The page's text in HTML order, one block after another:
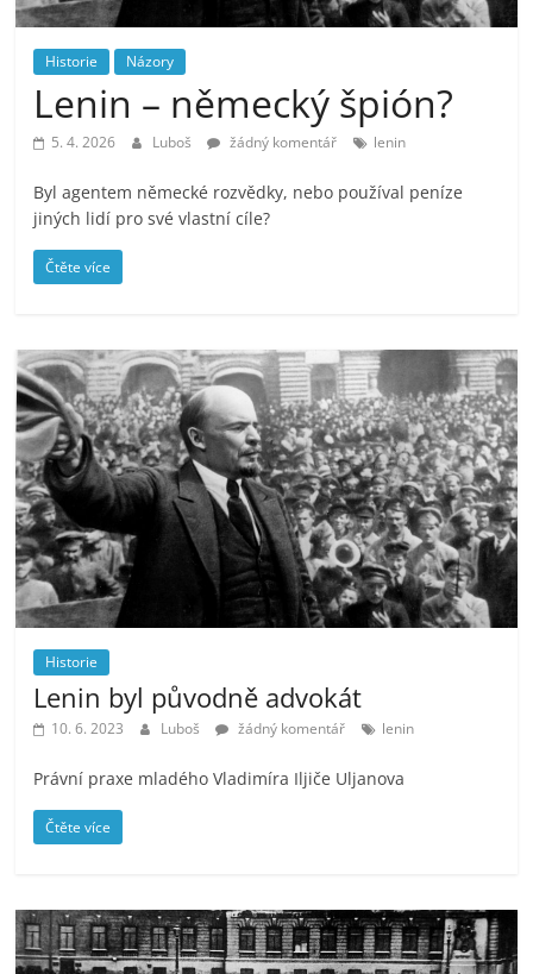
prospívá?
Historie Názory
Lenin – německý špión?
5. 4. 2026 Luboš žádný komentář lenin
Byl agentem německé rozvědky, nebo používal peníze
jiných lidí pro své vlastní cíle?
Čtěte více
Historie
Lenin byl původně advokát
10. 6. 2023 Luboš žádný komentář lenin
Právní praxe mladého Vladimíra Iljiče Uljanova
Čtěte více